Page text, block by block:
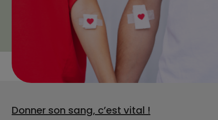
Donner son sang, c’est vital !